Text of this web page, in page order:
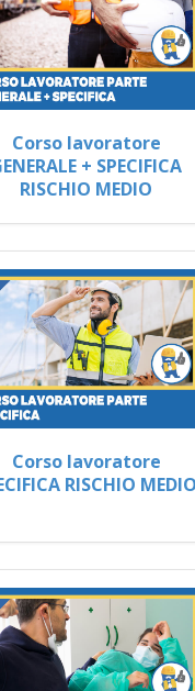
Corso lavoratore
+ SPECIFICA
RISCHIO MEDIO
Corso lavoratore
RISCHIO